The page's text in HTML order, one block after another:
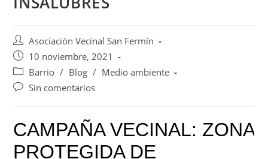
Asociación Vecinal San Fermín
10 noviembre, 2021
Barrio / Blog / Medio ambiente
Sin comentarios